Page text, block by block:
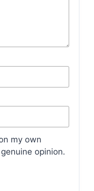
my own
opinion.